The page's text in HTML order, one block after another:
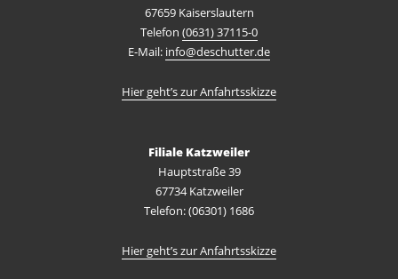
67659 Kaiserslautern
Telefon (0631) 37115-0
E-Mail: info@deschutter.de
Hier geht’s zur Anfahrtsskizze
Filiale Katzweiler
Hauptstraße 39
67734 Katzweiler
Telefon: (06301) 1686
Hier geht’s zur Anfahrtsskizze